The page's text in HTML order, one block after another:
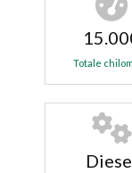
Totale